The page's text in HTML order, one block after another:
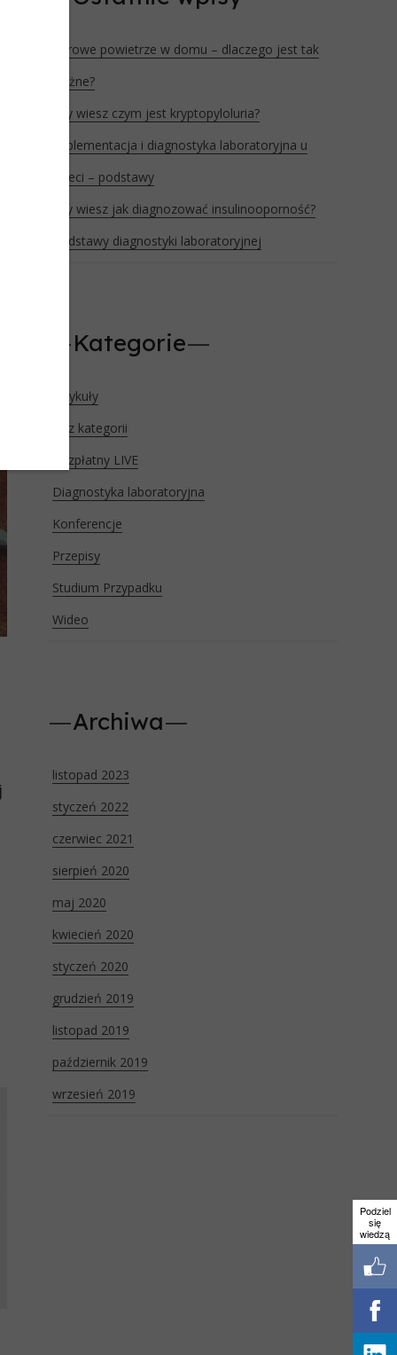
Zdrowe powietrze w domu – dlaczego jest tak
ważne?
Czy wiesz czym jest kryptopyloluria?
Suplementacja i diagnostyka laboratoryjna u
dzieci – podstawy
Czy wiesz jak diagnozować insulinooporność?
Podstawy diagnostyki laboratoryjnej
Kategorie
Artykuły
Bez kategorii
Bezpłatny LIVE
Diagnostyka laboratoryjna
Konferencje
Przepisy
Studium Przypadku
Wideo
Archiwa
listopad 2023
styczeń 2022
czerwiec 2021
sierpień 2020
maj 2020
kwiecień 2020
styczeń 2020
grudzień 2019
listopad 2019
październik 2019
wrzesień 2019
Podziel
się
wiedzą